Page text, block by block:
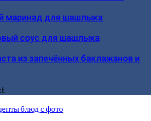
маринад для шашлыка
соус для шашлыка
из запечённых баклажанов и